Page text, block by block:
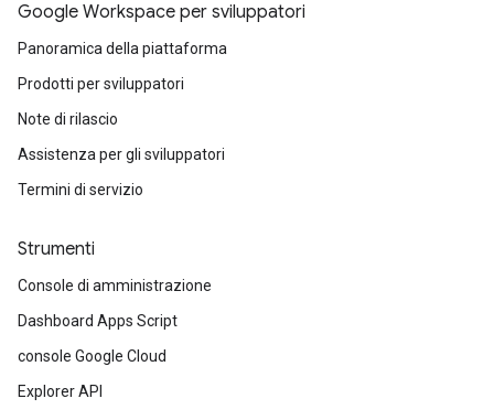
Google Workspace per sviluppatori
Panoramica della piattaforma
Prodotti per sviluppatori
Note di rilascio
Assistenza per gli sviluppatori
Termini di servizio
Strumenti
Console di amministrazione
Dashboard Apps Script
console Google Cloud
Explorer API